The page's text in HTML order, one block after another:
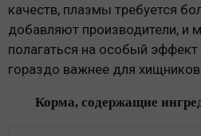
качеств, плазмы требуется
добавляют производители, и
полагаться на особый
гораздо важнее для
Корма, содержащие